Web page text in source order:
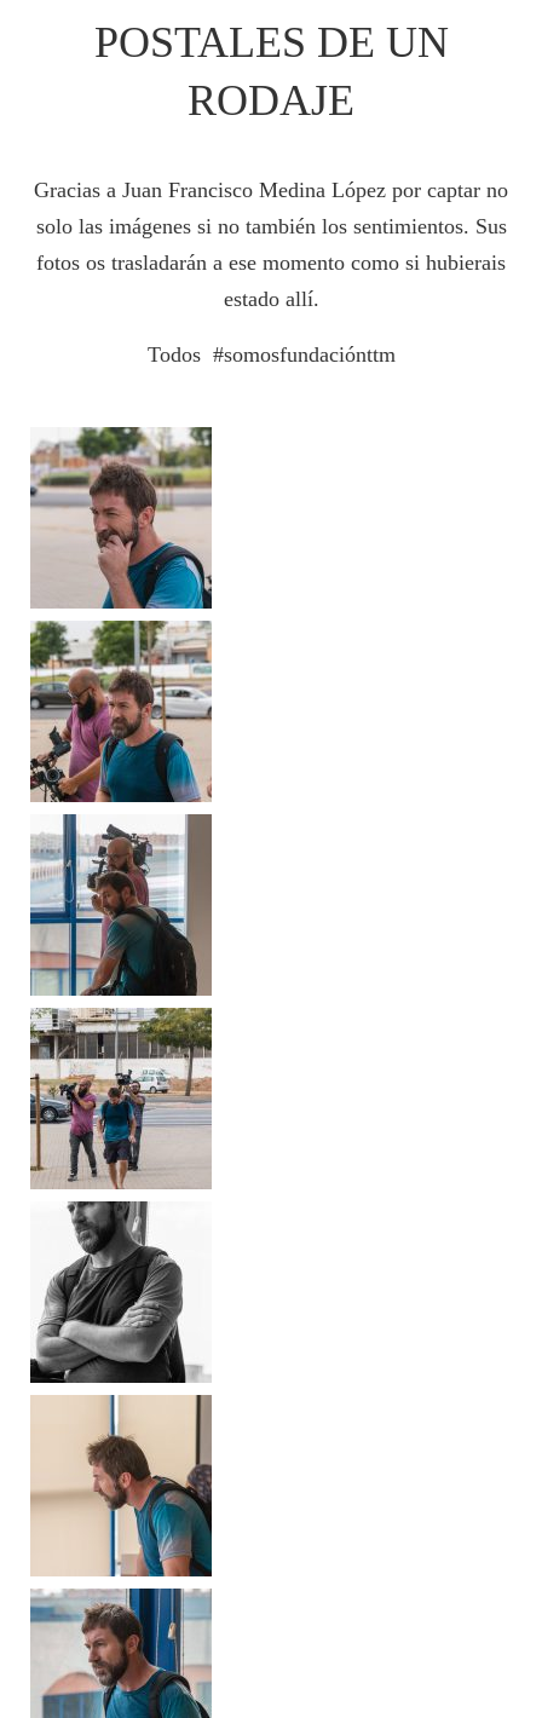
POSTALES DE UN
RODAJE
Gracias a Juan Francisco Medina López por captar no
solo las imágenes si no también los sentimientos. Sus
fotos os trasladarán a ese momento como si hubierais
estado allí.
Todos #somosfundaciónttm